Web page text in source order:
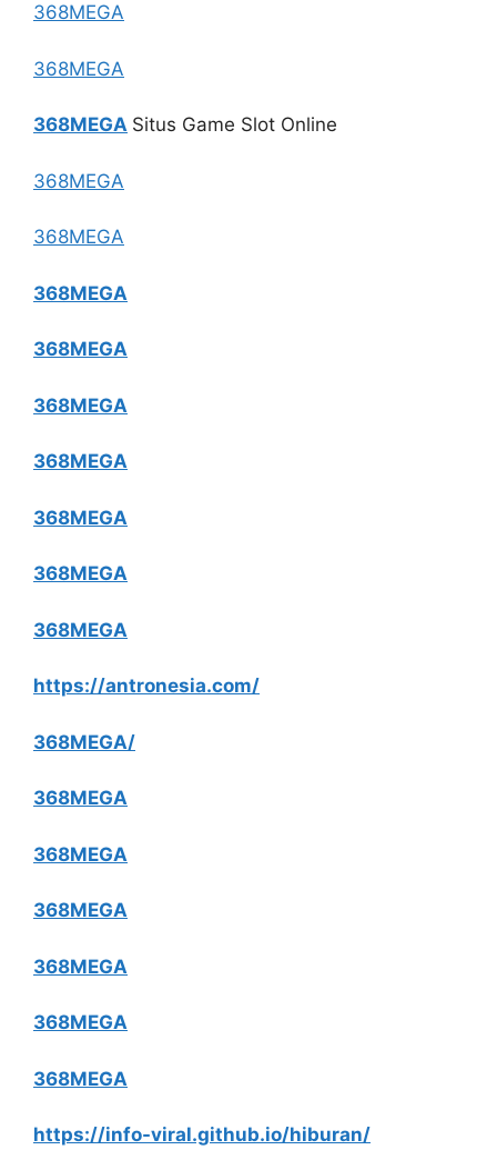
368MEGA
368MEGA
368MEGA Situs Game Slot Online
368MEGA
368MEGA
368MEGA
368MEGA
368MEGA
368MEGA
368MEGA
368MEGA
368MEGA
https://antronesia.com/
368MEGA/
368MEGA
368MEGA
368MEGA
368MEGA
368MEGA
368MEGA
https://info-viral.github.io/hiburan/